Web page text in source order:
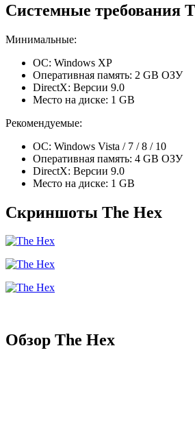
Системные требования
Минимальные:
ОС: Windows XP
Оперативная память: 2 GB ОЗУ
DirectX: Версии 9.0
Место на диске: 1 GB
Рекомендуемые:
ОС: Windows Vista / 7 / 8 / 10
Оперативная память: 4 GB ОЗУ
DirectX: Версии 9.0
Место на диске: 1 GB
Скриншоты The Hex
Обзор The Hex